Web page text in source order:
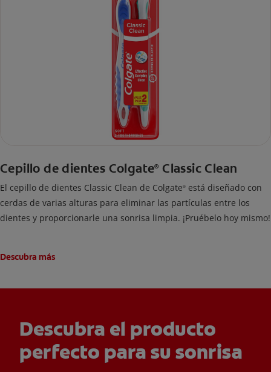
Cepillo de dientes Colgate® Classic Clean
El cepillo de dientes Classic Clean de Colgate® está diseñado con
cerdas de varias alturas para eliminar las partículas entre los
dientes y proporcionarle una sonrisa limpia. ¡Pruébelo hoy mismo!
Descubra más
Descubra el producto
perfecto para su sonrisa